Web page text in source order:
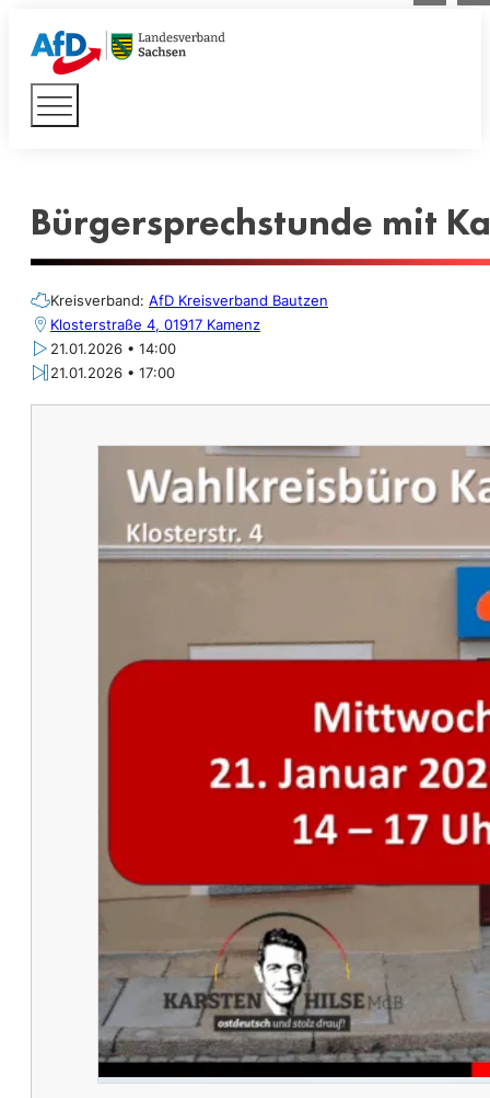
Bürgersprechstunde mit
Kreisverband: AfD Kreisverband Bautzen
Klosterstraße 4, 01917 Kamenz
21.01.2026 • 14:00
21.01.2026 • 17:00